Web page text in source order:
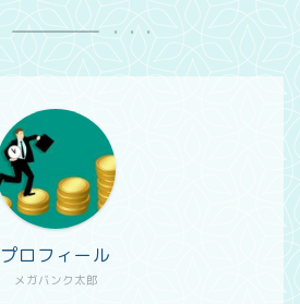
メガバンク太郎
プロフィール